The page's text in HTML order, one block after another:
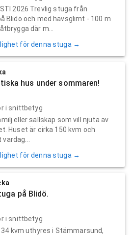
2026 Trevlig stuga från
Blidö och med havsglimt - 100 m
där m...
för denna stuga →
hus under sommaren!
i snittbetyg
eller sällskap som vill njuta av
Huset är cirka 150 kvm och
för denna stuga →
på Blidö.
i snittbetyg
kvm uthyres i Stämmarsund,